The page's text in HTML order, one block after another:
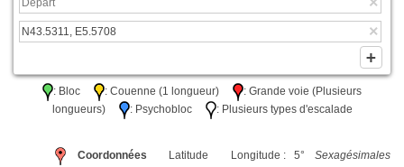
: Bloc : Couenne (1 longueur)
: Grande voie (Plusieurs
longueurs)
: Psychobloc : Plusieurs types d'escalade
Coordonnées
Latitude
Longitude : 5°
Sexagésimales